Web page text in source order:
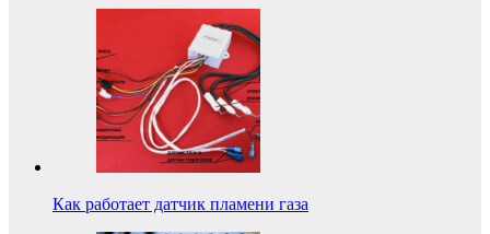
Как работает датчик пламени газа